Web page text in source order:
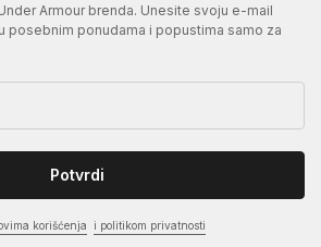
Armour brenda. Unesite svoju e-mail
posebnim ponudama i popustima samo za
Potvrdi
korišćenja i politikom privatnosti